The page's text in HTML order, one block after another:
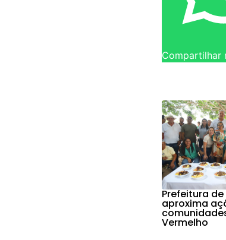
Compartilhar
Prefeitura
aproxima
Vermelho